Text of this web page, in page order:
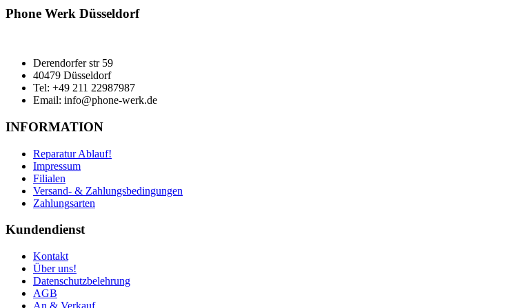
Phone Werk Düsseldorf
Derendorfer str 59
40479 Düsseldorf
Tel: +49 211 22987987
Email: info@phone-werk.de
INFORMATION
Reparatur Ablauf!
Impressum
Filialen
Versand- & Zahlungsbedingungen
Zahlungsarten
Kundendienst
Kontakt
Über uns!
Datenschutzbelehrung
AGB
An & Verkauf